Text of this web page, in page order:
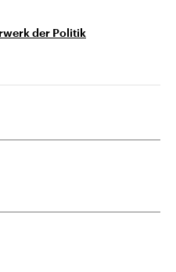
der Politik